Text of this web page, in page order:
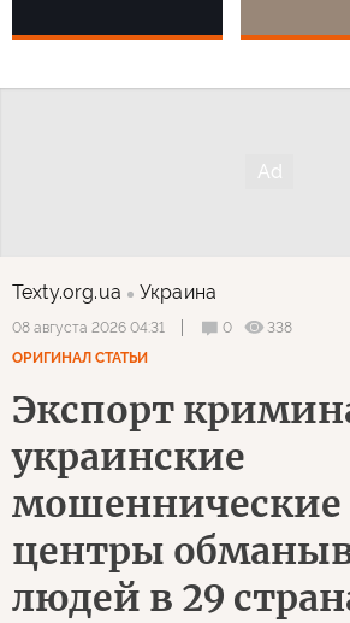
Texty.org.ua Украина
08 августа 2026 04:31 0
338
ОРИГИНАЛ СТАТЬИ
Экспорт
украинские
мошеннические
центры
людей в 29